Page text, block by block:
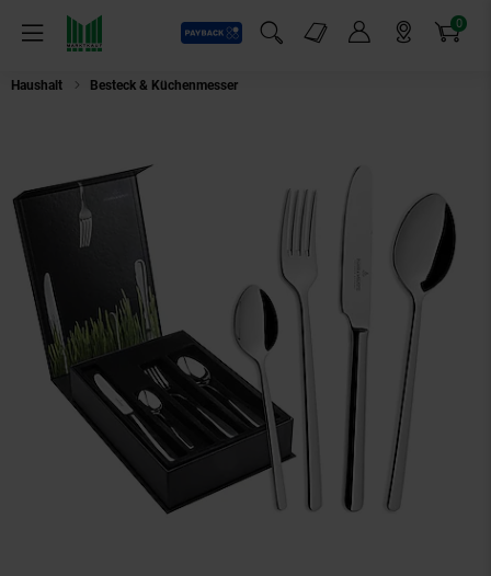
Menü
Payback
Suchfeld einblenden
Markt-Angebote 0
Artikel
Haushalt Besteck & Küchenmesser